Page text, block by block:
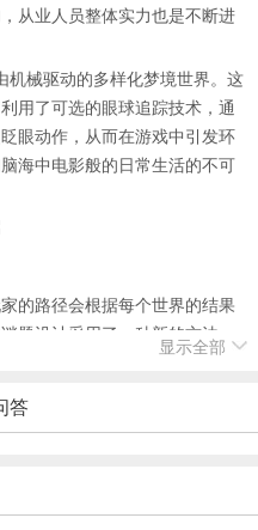
从业人员整体实力也是不断进
机械驱动的多样化梦境世界。这
用了可选的眼球追踪技术，通
眼动作，从而在游戏中引发环
海中电影般的日常生活的不可
的路径会根据每个世界的结果
题设计采用了一种新的方法，
常规思维，面对他们与游戏的
些角色可能会得到他们的回
杂性。
显示全部
答